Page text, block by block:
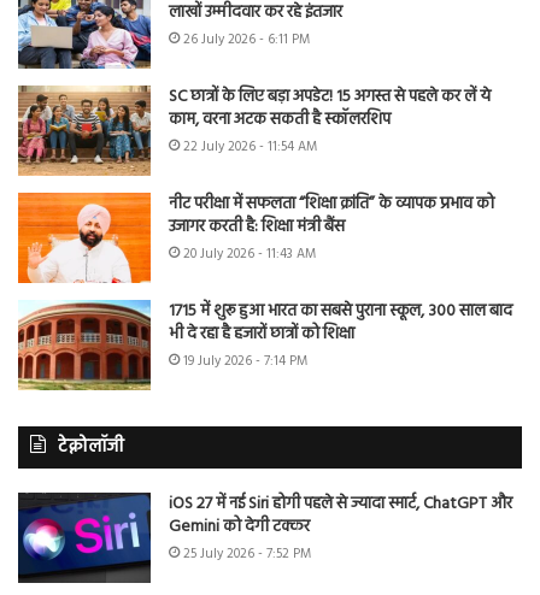
लाखों उम्मीदवार कर रहे इंतजार
26 July 2026 - 6:11 PM
SC छात्रों के लिए बड़ा अपडेट! 15 अगस्त से पहले कर लें ये
काम, वरना अटक सकती है स्कॉलरशिप
22 July 2026 - 11:54 AM
नीट परीक्षा में सफलता “शिक्षा क्रांति” के व्यापक प्रभाव को
उजागर करती है: शिक्षा मंत्री बैंस
20 July 2026 - 11:43 AM
1715 में शुरू हुआ भारत का सबसे पुराना स्कूल, 300 साल बाद
भी दे रहा है हजारों छात्रों को शिक्षा
19 July 2026 - 7:14 PM
टेक्नोलॉजी
iOS 27 में नई Siri होगी पहले से ज्यादा स्मार्ट, ChatGPT और
Gemini को देगी टक्कर
25 July 2026 - 7:52 PM